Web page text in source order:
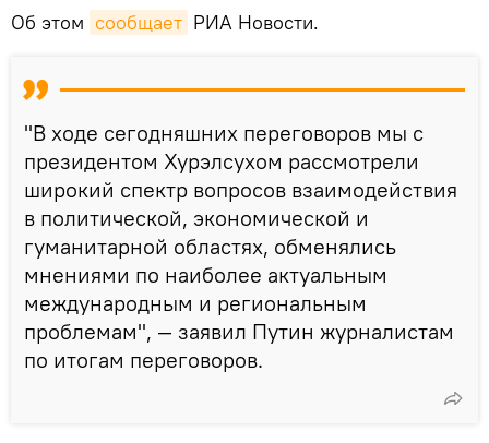
Об этом сообщает РИА Новости.
"В ходе сегодняшних переговоров мы с
президентом Хурэлсухом рассмотрели
широкий спектр вопросов взаимодействия
в политической, экономической и
гуманитарной областях, обменялись
мнениями по наиболее актуальным
международным и региональным
проблемам", — заявил Путин журналистам
по итогам переговоров.